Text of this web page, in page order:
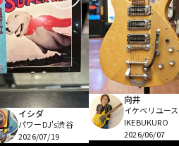
イシダ
パワーDJ's渋谷
2026/07/19
向井
イケベリユース
IKEBUKURO
2026/06/07